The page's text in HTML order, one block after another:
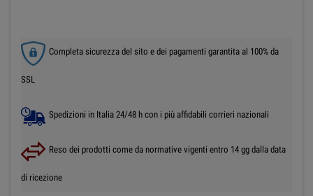
Completa sicurezza del sito e dei pagamenti garantita al 100% da
SSL
Spedizioni in Italia 24/48 h con i più affidabili corrieri nazionali
Reso dei prodotti come da normative vigenti entro 14 gg dalla data
di ricezione